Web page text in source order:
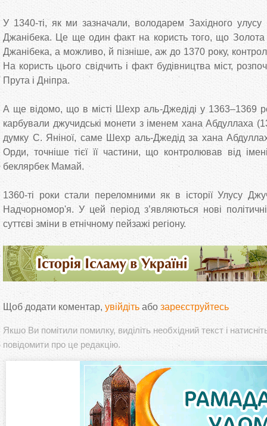
У 1340-ті, як ми зазначали, володарем Західного
Джанібека. Це ще один факт на користь того, що Золота
Джанібека, а можливо, й пізніше, аж до 1370 року,
На користь цього свідчить і факт будівництва міст,
Прута і Дніпра.
А ще відомо, що в місті Шехр аль-Джедіді у 1363–1369
карбували джучидські монети з іменем хана Абдуллаха
думку С. Яніної, саме Шехр аль-Джедід за хана
Орди, точніше тієї її частини, що контролював від
беклярбек Мамай.
1360-ті роки стали переломними як в історії Улусу
Надчорномор'я. У цей період з’являються нові
суттєві зміни в етнічному пейзажі регіону.
Щоб додати коментар, увійдіть або зареєструйтесь
Якшо Ви помітили помилку, виділіть необхідний текст і
повідомити про це редакцію.